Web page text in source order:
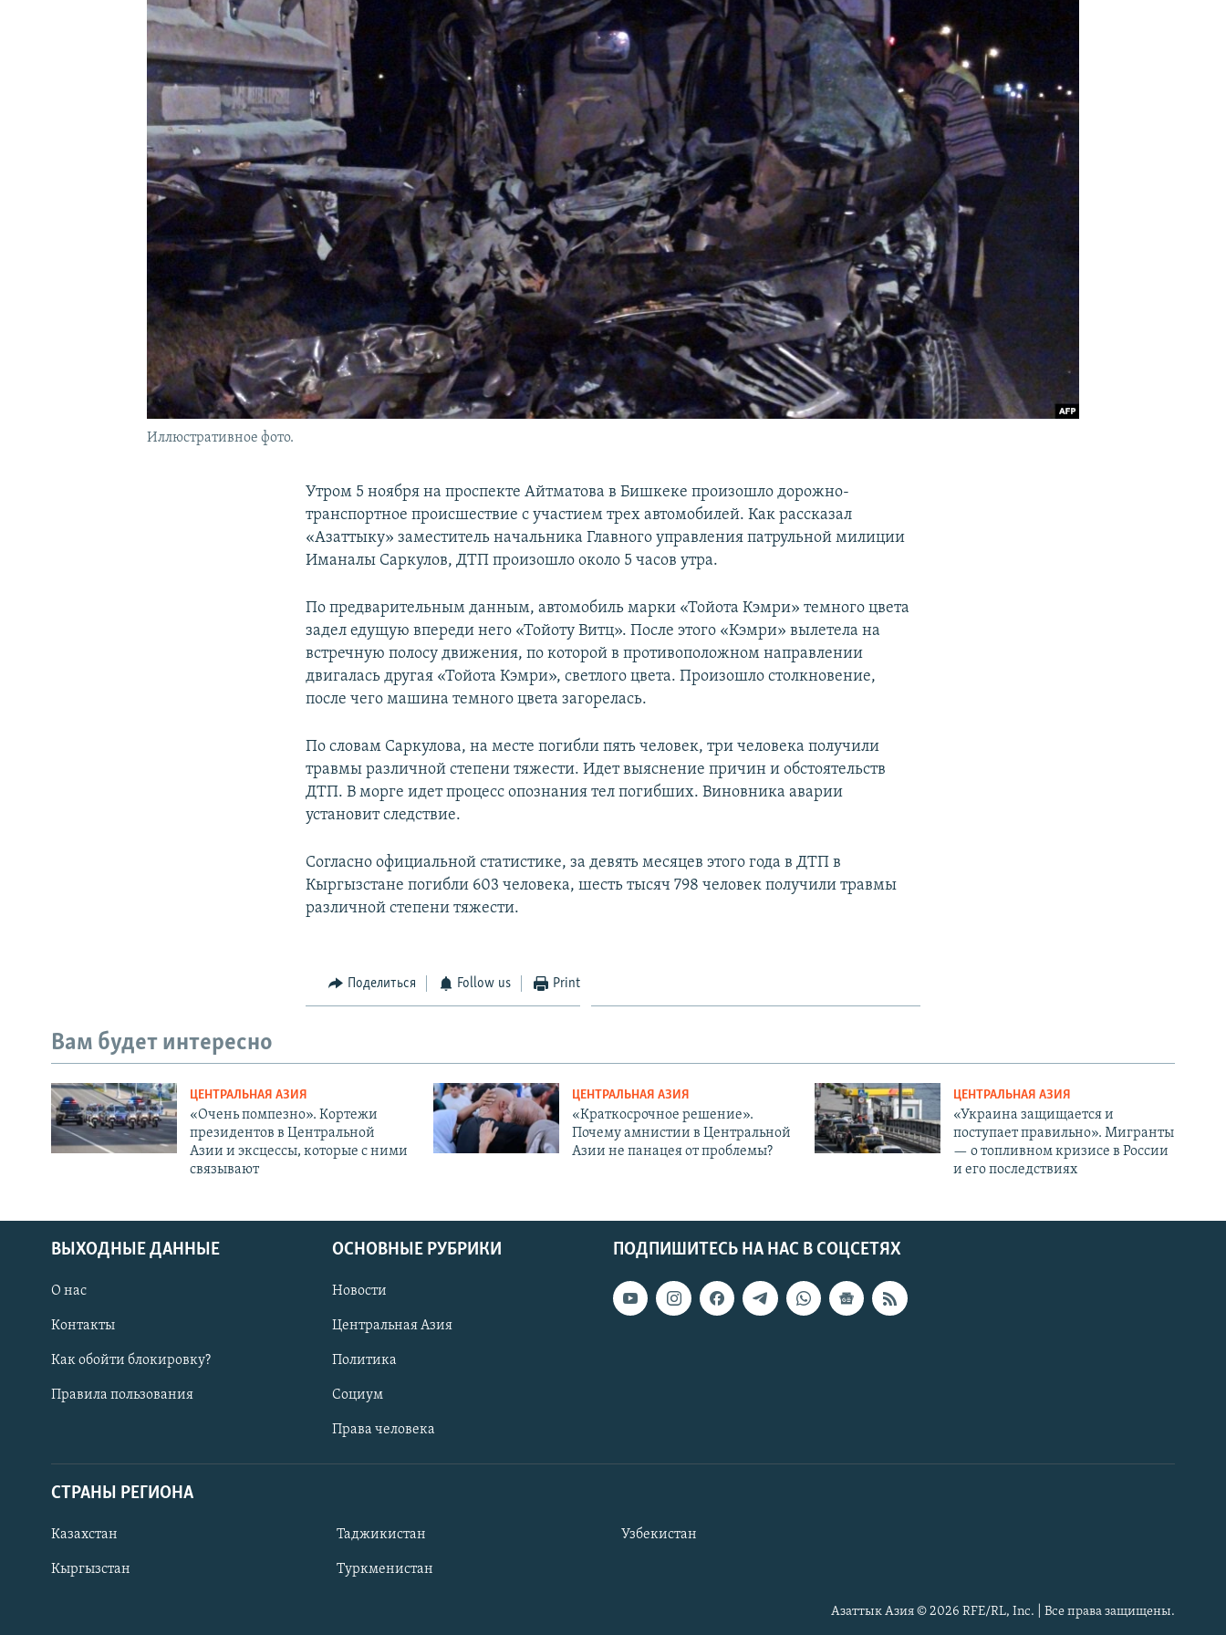
Иллюстративное фото.
Утром 5 ноября на проспекте Айтматова в Бишкеке произошло дорожно-
транспортное происшествие с участием трех автомобилей. Как рассказал
«Азаттыку» заместитель начальника Главного управления патрульной милиции
Иманалы Саркулов, ДТП произошло около 5 часов утра.
По предварительным данным, автомобиль марки «Тойота Кэмри» темного цвета
задел едущую впереди него «Тойоту Витц». После этого «Кэмри» вылетела на
встречную полосу движения, по которой в противоположном направлении
двигалась другая «Тойота Кэмри», светлого цвета. Произошло столкновение,
после чего машина темного цвета загорелась.
По словам Саркулова, на месте погибли пять человек, три человека получили
травмы различной степени тяжести. Идет выяснение причин и обстоятельств
ДТП. В морге идет процесс опознания тел погибших. Виновника аварии
установит следствие.
Согласно официальной статистике, за девять месяцев этого года в ДТП в
Кыргызстане погибли 603 человека, шесть тысяч 798 человек получили травмы
различной степени тяжести.
Поделиться Follow us Print
Вам будет интересно
ЦЕНТРАЛЬНАЯ АЗИЯ
«Очень помпезно». Кортежи
президентов в Центральной
Азии и эксцессы, которые с ними
связывают
ЦЕНТРАЛЬНАЯ АЗИЯ
«Краткосрочное решение».
Почему амнистии в Центральной
Азии не панацея от проблемы?
ЦЕНТРАЛЬНАЯ АЗИЯ
«Украина защищается и
поступает правильно». Мигранты
— о топливном кризисе в России
и его последствиях
ПОДПИШИТЕСЬ НА НАС В СОЦСЕТЯХ
ВЫХОДНЫЕ ДАННЫЕ
О нас
Контакты
Как обойти блокировку?
Правила пользования
ОСНОВНЫЕ РУБРИКИ
Новости
Центральная Азия
Политика
Социум
Права человека
СТРАНЫ РЕГИОНА
Казахстан
Кыргызстан
Таджикистан
Туркменистан
Узбекистан
Азаттык Азия © 2026 RFE/RL, Inc. | Все права защищены.